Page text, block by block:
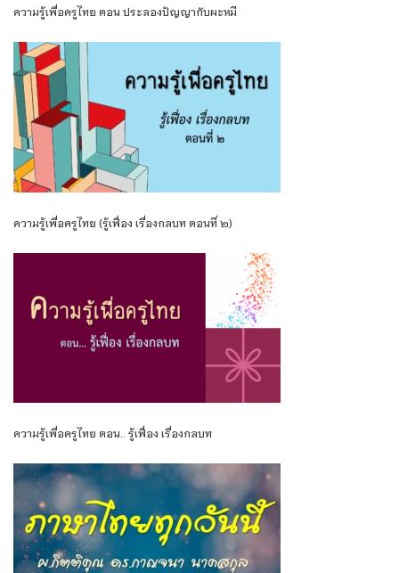
ความรู้เพื่อครูไทย ตอน ประลองปัญญากับผะหมี
ความรู้เพื่อครูไทย (รู้เฟื่อง เรื่องกลบท ตอนที่ ๒)
ความรู้เพื่อครูไทย ตอน.. รู้เฟื่อง เรื่องกลบท